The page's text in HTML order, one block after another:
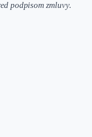
podpisom zmluvy.